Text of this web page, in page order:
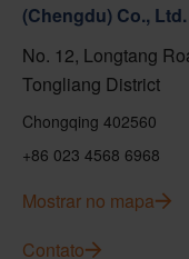
(Chengdu) Co.,
No. 12, Longtang
Tongliang District
Chongqing 402560
+86 023 4568 6968
Mostrar no mapa
Contato